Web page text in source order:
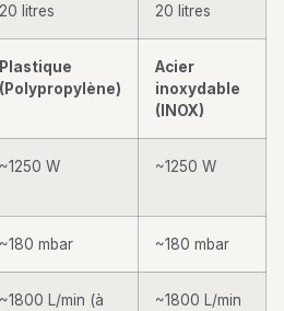
20 litres 20 litres
Plastique
(Polypropylène)
Acier
inoxydable
(INOX)
~1250 W ~1250 W
~180 mbar ~180 mbar
~1800 L/min (à
~1800 L/min